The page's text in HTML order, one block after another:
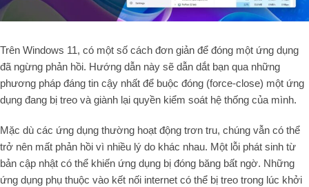
Trên Windows 11, có một số cách đơn giản để đóng một ứng dụng
đã ngừng phản hồi. Hướng dẫn này sẽ dẫn dắt bạn qua những
phương pháp đáng tin cậy nhất để buộc đóng (force-close) một ứng
dụng đang bị treo và giành lại quyền kiểm soát hệ thống của mình.
Mặc dù các ứng dụng thường hoạt động trơn tru, chúng vẫn có thể
trở nên mất phản hồi vì nhiều lý do khác nhau. Một lỗi phát sinh từ
bản cập nhật có thể khiến ứng dụng bị đóng băng bất ngờ. Những
ứng dụng phụ thuộc vào kết nối internet có thể bị treo trong lúc khởi